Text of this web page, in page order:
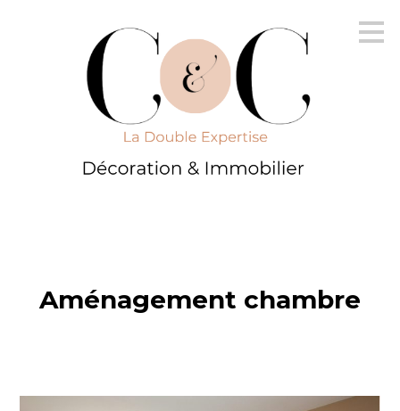
HOME STAGING
Aménagement chambre